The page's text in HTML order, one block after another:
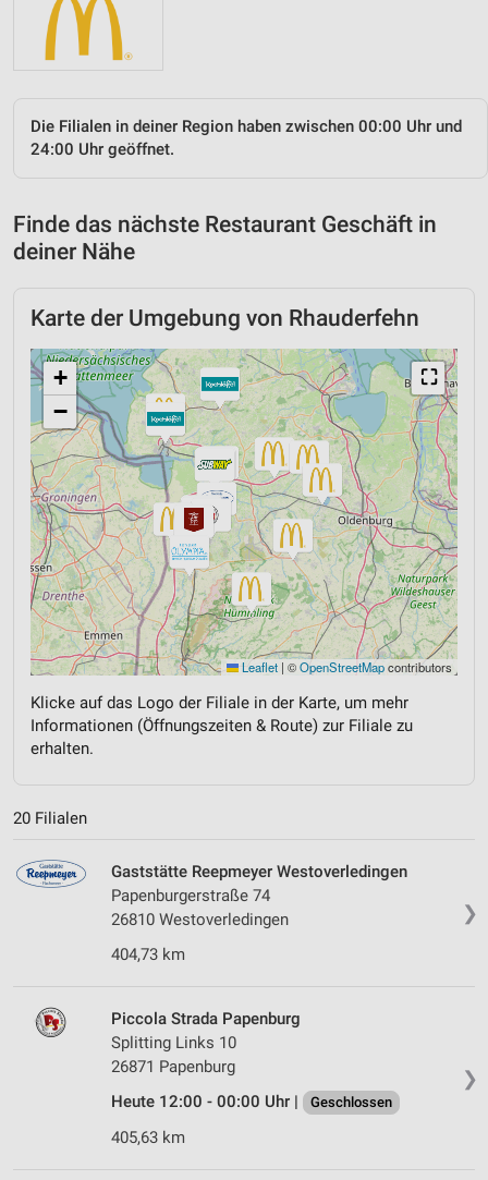
Die Filialen in deiner Region haben zwischen 00:00 Uhr und
24:00 Uhr geöffnet.
Finde das nächste Restaurant Geschäft in
deiner Nähe
Karte der Umgebung von Rhauderfehn
⛶
+
−
Leaflet | ©OpenStreetMapcontributors
Klicke auf das Logo der Filiale in der Karte, um mehr
Informationen (Öffnungszeiten & Route) zur Filiale zu
erhalten.
20 Filialen
❯
Gaststätte Reepmeyer Westoverledingen
Papenburgerstraße 74
26810 Westoverledingen
404,73 km
❯
Piccola Strada Papenburg
Splitting Links 10
26871 Papenburg
Heute 12:00 - 00:00 Uhr |
Geschlossen
405,63 km